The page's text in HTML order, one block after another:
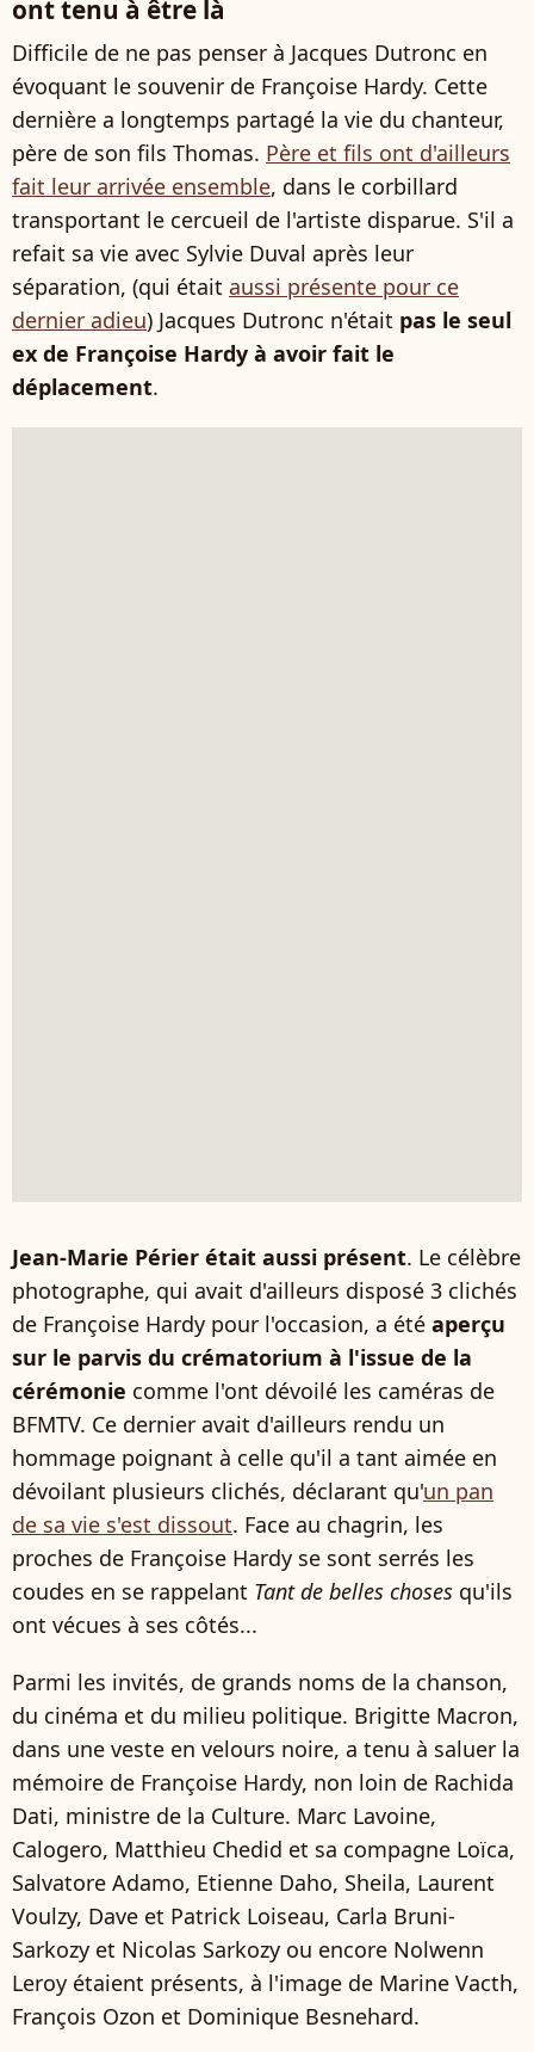
ont tenu à être là
Difficile de ne pas penser à Jacques Dutronc en
évoquant le souvenir de Françoise Hardy. Cette
dernière a longtemps partagé la vie du chanteur,
père de son fils Thomas. Père et fils ont d'ailleurs
fait leur arrivée ensemble, dans le corbillard
transportant le cercueil de l'artiste disparue. S'il a
refait sa vie avec Sylvie Duval après leur
séparation, (qui était aussi présente pour ce
dernier adieu) Jacques Dutronc n'était pas le seul
ex de Françoise Hardy à avoir fait le
déplacement.
Jean-Marie Périer était aussi présent. Le célèbre
photographe, qui avait d'ailleurs disposé 3 clichés
de Françoise Hardy pour l'occasion, a été aperçu
sur le parvis du crématorium à l'issue de la
cérémonie comme l'ont dévoilé les caméras de
BFMTV. Ce dernier avait d'ailleurs rendu un
hommage poignant à celle qu'il a tant aimée en
dévoilant plusieurs clichés, déclarant qu'un pan
de sa vie s'est dissout. Face au chagrin, les
proches de Françoise Hardy se sont serrés les
coudes en se rappelant Tant de belles choses qu'ils
ont vécues à ses côtés...
Parmi les invités, de grands noms de la chanson,
du cinéma et du milieu politique. Brigitte Macron,
dans une veste en velours noire, a tenu à saluer la
mémoire de Françoise Hardy, non loin de Rachida
Dati, ministre de la Culture. Marc Lavoine,
Calogero, Matthieu Chedid et sa compagne Loïca,
Salvatore Adamo, Etienne Daho, Sheila, Laurent
Voulzy, Dave et Patrick Loiseau, Carla Bruni-
Sarkozy et Nicolas Sarkozy ou encore Nolwenn
Leroy étaient présents, à l'image de Marine Vacth,
François Ozon et Dominique Besnehard.